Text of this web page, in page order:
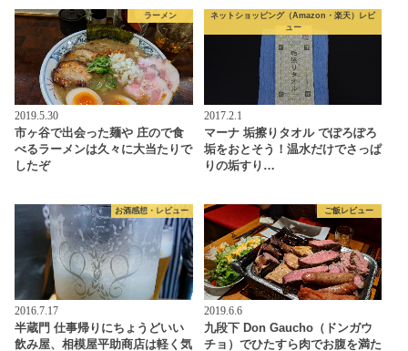
ラーメン
2019.5.30
市ヶ谷で出会った麺や 庄ので食
べるラーメンは久々に大当たりで
したぞ
ネットショッピング（Amazon・楽天）レビ
ュー
2017.2.1
マーナ 垢擦りタオル でぽろぽろ
垢をおとそう！温水だけでさっぱ
りの垢すり…
お酒感想・レビュー
2016.7.17
半蔵門 仕事帰りにちょうどいい
飲み屋、相模屋平助商店は軽く気
ご飯レビュー
2019.6.6
九段下 Don Gaucho（ドンガウ
チョ）でひたすら肉でお腹を満た